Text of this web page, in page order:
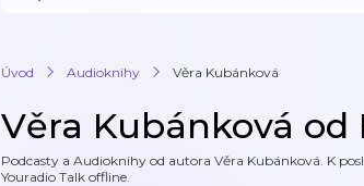
Úvod Audioknihy Věra Kubánková
Věra Kubánková od
Podcasty a Audioknihy od autora Věra Kubánková. K
Youradio Talk offline.